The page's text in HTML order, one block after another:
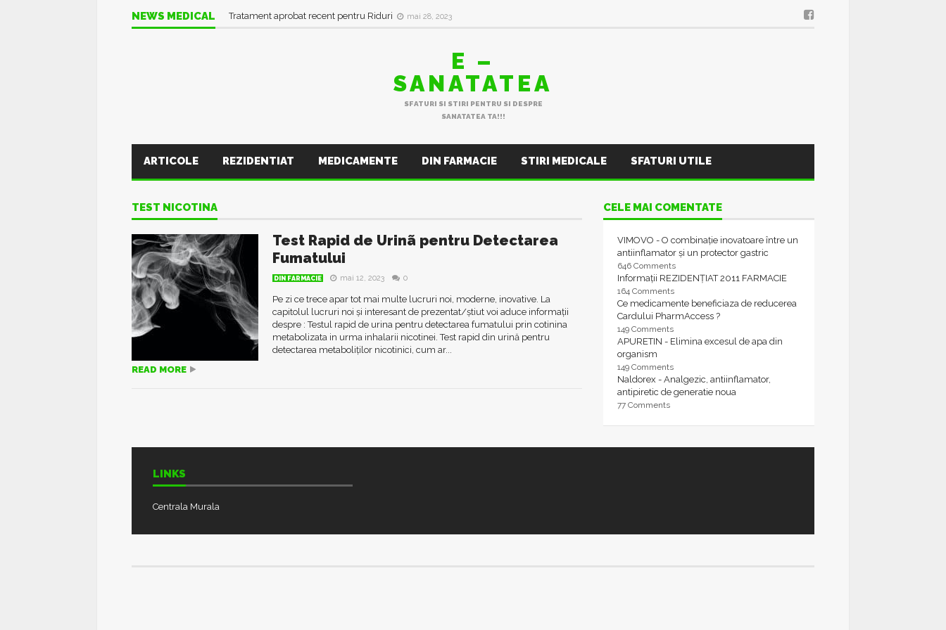
NEWS MEDICAL Tratament aprobat recent pentru Riduri mai 28, 2023
E –
SANATATEA
SFATURI SI STIRI PENTRU SI DESPRE
SANATATEA TA!!!
ARTICOLE REZIDENTIAT MEDICAMENTE DIN FARMACIE STIRI MEDICALE SFATURI UTILE
TEST NICOTINA
Test Rapid de Urinã pentru Detectarea
Fumatului
DIN FARMACIE mai 12, 2023 0
Pe zi ce trece apar tot mai multe lucruri noi, moderne, inovative. La
capitolul lucruri noi și interesant de prezentat/știut voi aduce informații
despre : Testul rapid de urina pentru detectarea fumatului prin cotinina
metabolizata in urma inhalarii nicotinei. Test rapid din urină pentru
detectarea metaboliților nicotinici, cum ar...
READ MORE
CELE MAI COMENTATE
VIMOVO - O combinație inovatoare între un
antiinflamator și un protector gastric
646 Comments
Informații REZIDENȚIAT 2011 FARMACIE
164 Comments
Ce medicamente beneficiaza de reducerea
Cardului PharmAccess ?
149 Comments
APURETIN - Elimina excesul de apa din
organism
149 Comments
Naldorex - Analgezic, antiinflamator,
antipiretic de generatie noua
77 Comments
LINKS
Centrala Murala